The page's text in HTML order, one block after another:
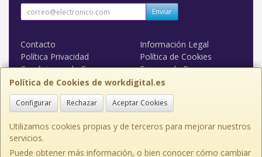
Política de Cookies de workdigital.es
Configurar Rechazar Aceptar Cookies
Utilizamos cookies propias y de terceros para mejorar nuestros
servicios.
Puede obtener más información, o bien conocer cómo cambiar
Enviar
Contacto
Información Legal
Política Privacidad
Política de Cookies
Condiciones de Compra
Formas de Pago
WORK DIGITAL
Contacto
admin@workdigital.es